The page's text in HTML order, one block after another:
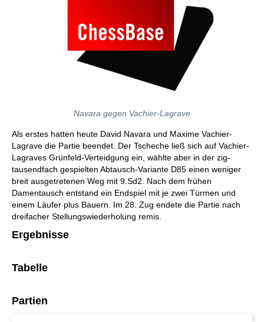
Navara gegen Vachier-Lagrave
Als erstes hatten heute David Navara und Maxime Vachier-
Lagrave die Partie beendet. Der Tscheche ließ sich auf Vachier-
Lagraves Grünfeld-Verteidgung ein, wählte aber in der zig-
tausendfach gespielten Abtausch-Variante D85 einen weniger
breit ausgetretenen Weg mit 9.Sd2. Nach dem frühen
Damentausch entstand ein Endspiel mit je zwei Türmen und
einem Läufer plus Bauern. Im 28. Zug endete die Partie nach
dreifacher Stellungswiederholung remis.
Ergebnisse
Tabelle
Partien